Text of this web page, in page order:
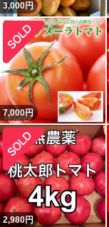
3,000円
7,000円
2,980円